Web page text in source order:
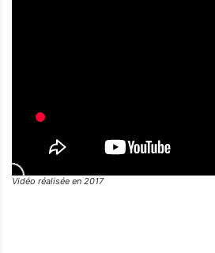
Vidéo réalisée en 2017